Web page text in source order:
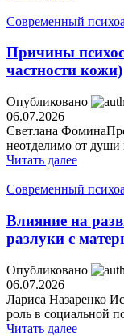
Современный
Причины
частности кожи)
Опубликовано
06.07.2026
Светлана
неотделимо от
Читать далее
Современный
Влияние на
разлуки с
Опубликовано
06.07.2026
Лариса Назаренко
роль в социальной
Читать далее